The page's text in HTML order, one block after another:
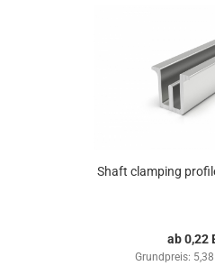
Shaft clamping
ab 0,22
Grundpreis: